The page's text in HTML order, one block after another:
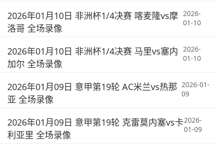
2026年01月10日 非洲杯1/4决赛 喀麦隆vs摩
洛哥 全场录像
2026-
01-10
2026年01月10日 非洲杯1/4决赛 马里vs塞内
加尔 全场录像
2026-
01-10
2026年01月09日 意甲第19轮 AC米兰vs热那
亚 全场录像
2026-01-
09
2026年01月09日 意甲第19轮 克雷莫内塞vs卡
利亚里 全场录像
2026-
01-09